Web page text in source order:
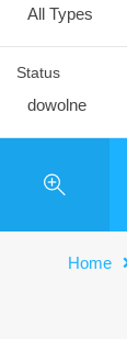
All Types
Status
dowolne
Home